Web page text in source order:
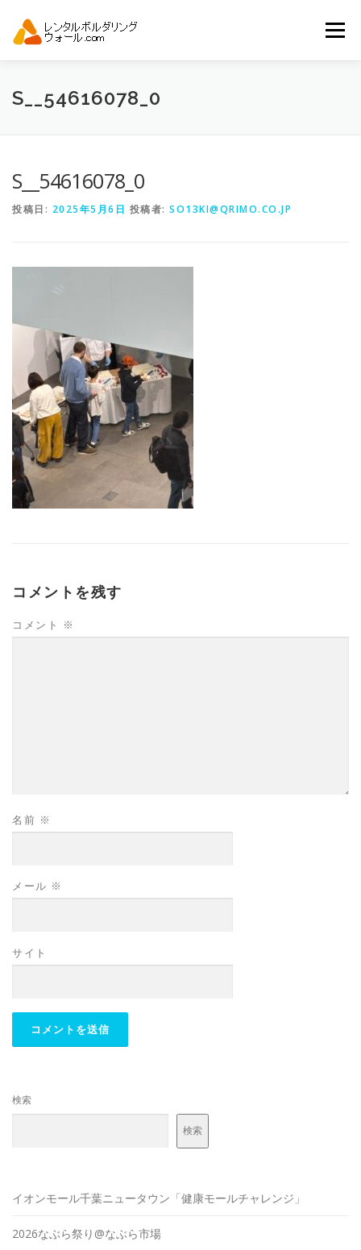
メニュー
トップ 自動見積り
S__54616078_0
S__54616078_0
投稿日: 2025年5月6日 投稿者: SO13KI@QRIMO.CO.JP
コメントを残す
コメント ※
名前 ※
メール ※
サイト
検索
検索
イオンモール千葉ニュータウン「健康モールチャレンジ」
2026なぶら祭り@なぶら市場